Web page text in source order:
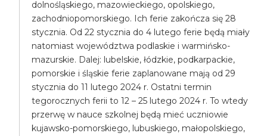
dolnośląskiego, mazowieckiego, opolskiego,
zachodniopomorskiego. Ich ferie zakończa się 28
stycznia. Od 22 stycznia do 4 lutego ferie będą miały
natomiast województwa podlaskie i warmińsko-
mazurskie. Dalej: lubelskie, łódzkie, podkarpackie,
pomorskie i śląskie ferie zaplanowane mają od 29
stycznia do 11 lutego 2024 r. Ostatni termin
tegorocznych ferii to 12 – 25 lutego 2024 r. To wtedy
przerwę w nauce szkolnej będą mieć uczniowie
kujawsko-pomorskiego, lubuskiego, małopolskiego,